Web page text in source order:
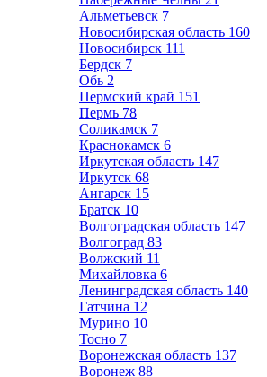
Альметьевск 7
Новосибирская область 160
Новосибирск 111
Бердск 7
Обь 2
Пермский край 151
Пермь 78
Соликамск 7
Краснокамск 6
Иркутская область 147
Иркутск 68
Ангарск 15
Братск 10
Волгоградская область 147
Волгоград 83
Волжский 11
Михайловка 6
Ленинградская область 140
Гатчина 12
Мурино 10
Тосно 7
Воронежская область 137
Воронеж 88